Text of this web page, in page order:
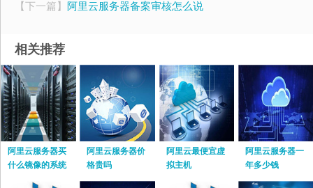
【下一篇】 阿里云服务器备案审核怎么说
相关推荐
阿里云服务器买
什么镜像的系统
阿里云服务器价
格贵吗
阿里云最便宜虚
拟主机
阿里云服务器一
年多少钱